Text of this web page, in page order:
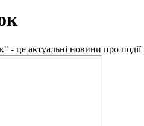
це актуальні новини про події